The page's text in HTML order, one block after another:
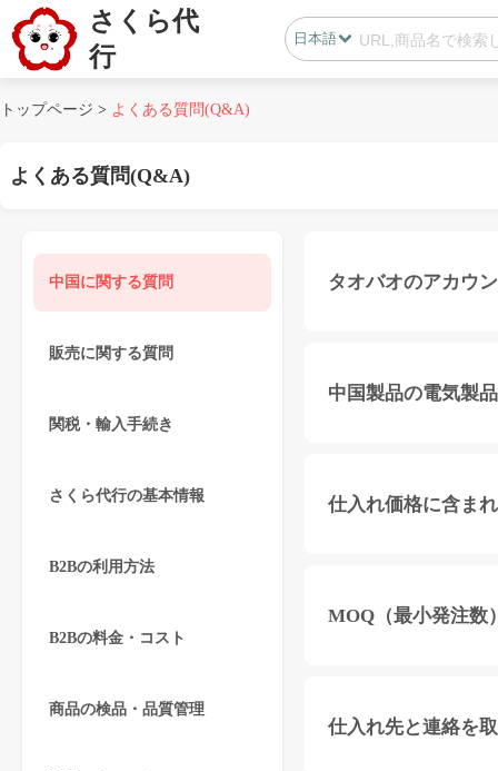
さくら代
行
日本語
無在庫代行(D2C)
BLOG
トップページ > よくある質問(Q&A)
よくある質問(Q&A)
中国に関する質問
販売に関する質問
関税・輸入手続き
さくら代行の基本情報
B2Bの利用方法
B2Bの料金・コスト
商品の検品・品質管理
タオバオのアカウ
中国製品の電気製
仕入れ価格に含ま
MOQ（最小発注数
仕入れ先と連絡を